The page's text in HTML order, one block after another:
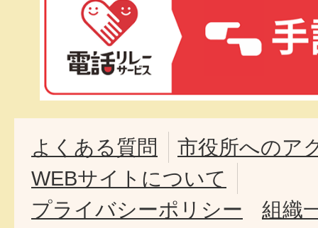
よくある質問
市役所へのア
WEBサイトについて
プライバシーポリシー
組織